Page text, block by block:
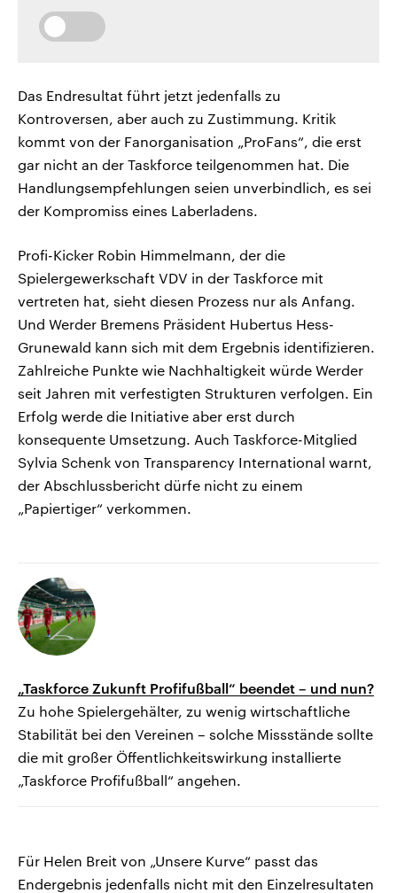
Das Endresultat führt jetzt jedenfalls zu
Kontroversen, aber auch zu Zustimmung. Kritik
kommt von der Fanorganisation „ProFans“, die erst
gar nicht an der Taskforce teilgenommen hat. Die
Handlungsempfehlungen seien unverbindlich, es sei
der Kompromiss eines Laberladens.
Profi-Kicker Robin Himmelmann, der die
Spielergewerkschaft VDV in der Taskforce mit
vertreten hat, sieht diesen Prozess nur als Anfang.
Und Werder Bremens Präsident Hubertus Hess-
Grunewald kann sich mit dem Ergebnis identifizieren.
Zahlreiche Punkte wie Nachhaltigkeit würde Werder
seit Jahren mit verfestigten Strukturen verfolgen. Ein
Erfolg werde die Initiative aber erst durch
konsequente Umsetzung. Auch Taskforce-Mitglied
Sylvia Schenk von Transparency International warnt,
der Abschlussbericht dürfe nicht zu einem
„Papiertiger“ verkommen.
„Taskforce Zukunft Profifußball“ beendet – und nun?
Zu hohe Spielergehälter, zu wenig wirtschaftliche
Stabilität bei den Vereinen – solche Missstände sollte
die mit großer Öffentlichkeitswirkung installierte
„Taskforce Profifußball“ angehen.
Für Helen Breit von „Unsere Kurve“ passt das
Endergebnis jedenfalls nicht mit den Einzelresultaten